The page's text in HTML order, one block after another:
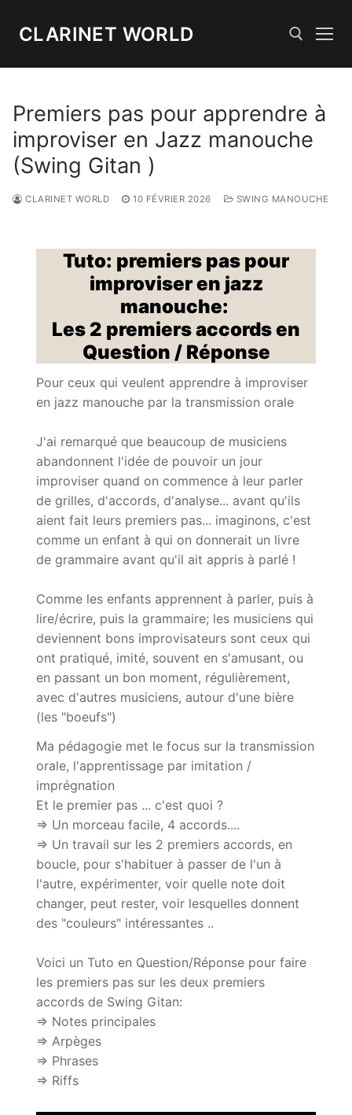
CLARINET WORLD
Premiers pas pour apprendre à
improviser en Jazz manouche
(Swing Gitan )
CLARINET WORLD 10 FÉVRIER 2026 SWING MANOUCHE
Tuto: premiers pas pour
improviser en jazz
manouche:
Les 2 premiers accords en
Question / Réponse
Pour ceux qui veulent apprendre à improviser
en jazz manouche par la transmission orale
J'ai remarqué que beaucoup de musiciens
abandonnent l'idée de pouvoir un jour
improviser quand on commence à leur parler
de grilles, d'accords, d'analyse... avant qu'ils
aient fait leurs premiers pas... imaginons, c'est
comme un enfant à qui on donnerait un livre
de grammaire avant qu'il ait appris à parlé !
Comme les enfants apprennent à parler, puis à
lire/écrire, puis la grammaire; les musiciens qui
deviennent bons improvisateurs sont ceux qui
ont pratiqué, imité, souvent en s'amusant, ou
en passant un bon moment, régulièrement,
avec d'autres musiciens, autour d'une bière
(les "boeufs")
Ma pédagogie met le focus sur la transmission
orale, l'apprentissage par imitation /
imprégnation
Et le premier pas ... c'est quoi ?
=> Un morceau facile, 4 accords....
=> Un travail sur les 2 premiers accords, en
boucle, pour s'habituer à passer de l'un à
l'autre, expérimenter, voir quelle note doit
changer, peut rester, voir lesquelles donnent
des "couleurs" intéressantes ..
Voici un Tuto en Question/Réponse pour faire
les premiers pas sur les deux premiers
accords de Swing Gitan:
=> Notes principales
=> Arpèges
=> Phrases
=> Riffs